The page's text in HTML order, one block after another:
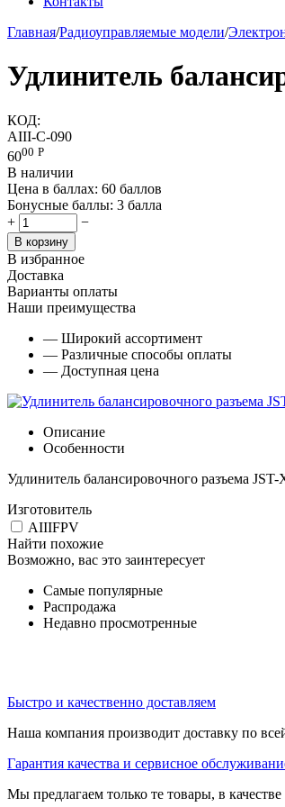
Главная/Радиоуправляемые модели/
Удлинитель
КОД:
AIII-C-090
6000 Р
В наличии
Цена в баллах: 60 баллов
Бонусные баллы: 3 балла
+
−
В корзину
В избранное
Доставка
Варианты оплаты
Наши преимущества
— Широкий ассортимент
— Различные способы оплаты
— Доступная цена
Описание
Особенности
Удлинитель балансировочного разъема
Изготовитель
AIIIFPV
Найти похожие
Возможно, вас это заинтересует
Самые популярные
Распродажа
Недавно просмотренные
Быстро и качественно доставляем
Наша компания производит доставку по
Гарантия качества и сервисное
Мы предлагаем только те товары, в